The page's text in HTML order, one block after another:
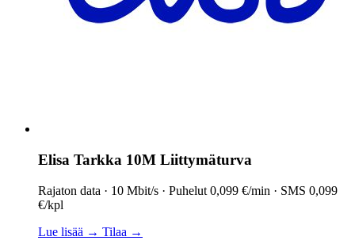
Elisa Tarkka 10M Liittymäturva
Rajaton data · 10 Mbit/s · Puhelut 0,099 €/min · SMS 0,099
€/kpl
Lue lisää → Tilaa →